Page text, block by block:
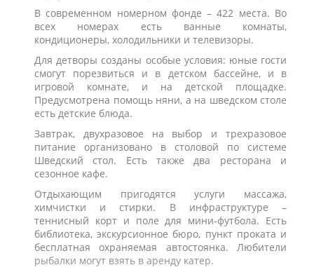
В современном номерном фонде – 422 места. Во
всех номерах есть ванные комнаты,
кондиционеры, холодильники и телевизоры.
Для детворы созданы особые условия: юные гости
смогут порезвиться и в детском бассейне, и в
игровой комнате, и на детской площадке.
Предусмотрена помощь няни, а на шведском столе
есть детские блюда.
Завтрак, двухразовое на выбор и трехразовое
питание организовано в столовой по системе
Шведский стол. Есть также два ресторана и
сезонное кафе.
Отдыхающим пригодятся услуги массажа,
химчистки и стирки. В инфраструктуре –
теннисный корт и поле для мини-футбола. Есть
библиотека, экскурсионное бюро, пункт проката и
бесплатная охраняемая автостоянка. Любители
рыбалки могут взять в аренду катер.